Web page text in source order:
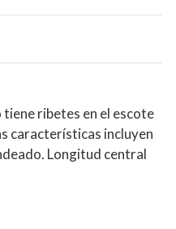
ribetes en el escote
características incluyen
Longitud central